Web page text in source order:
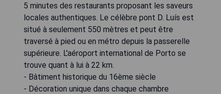
5 minutes des restaurants proposant les saveurs
locales authentiques. Le célèbre pont D. Luís est
situé à seulement 550 mètres et peut être
traversé à pied ou en métro depuis la passerelle
supérieure. L'aéroport international de Porto se
trouve quant à lui à 22 km.
- Bâtiment historique du 16ème siècle
- Décoration unique dans chaque chambre